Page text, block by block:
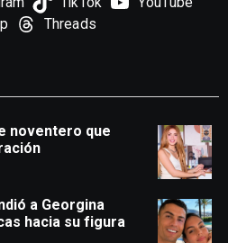
Threads
noventero que
a Georgina
hacia su figura